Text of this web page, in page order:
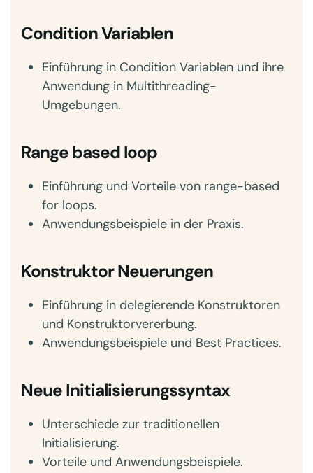
Condition Variablen
Einführung in Condition Variablen und ihre
Anwendung in Multithreading-
Umgebungen.
Range based loop
Einführung und Vorteile von range-based
for loops.
Anwendungsbeispiele in der Praxis.
Konstruktor Neuerungen
Einführung in delegierende Konstruktoren
und Konstruktorvererbung.
Anwendungsbeispiele und Best Practices.
Neue Initialisierungssyntax
Unterschiede zur traditionellen
Initialisierung.
Vorteile und Anwendungsbeispiele.